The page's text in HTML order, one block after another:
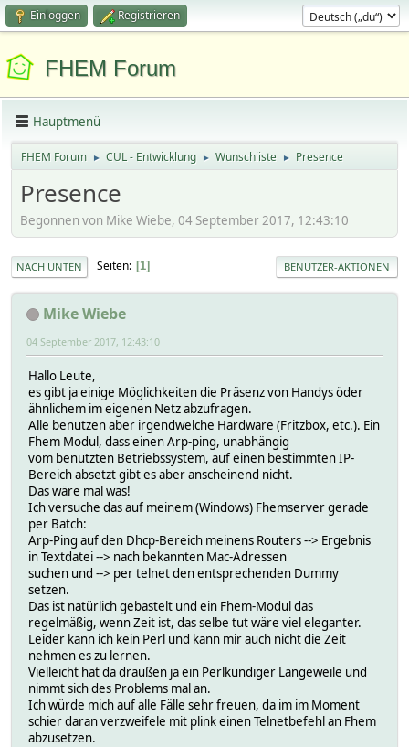
Einloggen Registrieren
FHEM Forum
Hauptmenü
FHEM Forum ► CUL - Entwicklung ► Wunschliste ► Presence
Presence
Begonnen von Mike Wiebe, 04 September 2017, 12:43:10
NACH UNTEN Seiten 1 BENUTZER-AKTIONEN
Mike Wiebe
04 September 2017, 12:43:10
Hallo Leute,
es gibt ja einige Möglichkeiten die Präsenz von Handys öder
ähnlichem im eigenen Netz abzufragen.
Alle benutzen aber irgendwelche Hardware (Fritzbox, etc.). Ein
Fhem Modul, dass einen Arp-ping, unabhängig
vom benutzten Betriebssystem, auf einen bestimmten IP-
Bereich absetzt gibt es aber anscheinend nicht.
Das wäre mal was!
Ich versuche das auf meinem (Windows) Fhemserver gerade
per Batch:
Arp-Ping auf den Dhcp-Bereich meinens Routers --> Ergebnis
in Textdatei --> nach bekannten Mac-Adressen
suchen und --> per telnet den entsprechenden Dummy
setzen.
Das ist natürlich gebastelt und ein Fhem-Modul das
regelmäßig, wenn Zeit ist, das selbe tut wäre viel eleganter.
Leider kann ich kein Perl und kann mir auch nicht die Zeit
nehmen es zu lernen.
Vielleicht hat da draußen ja ein Perlkundiger Langeweile und
nimmt sich des Problems mal an.
Ich würde mich auf alle Fälle sehr freuen, da im im Moment
schier daran verzweifele mit plink einen Telnetbefehl an Fhem
abzusetzen.